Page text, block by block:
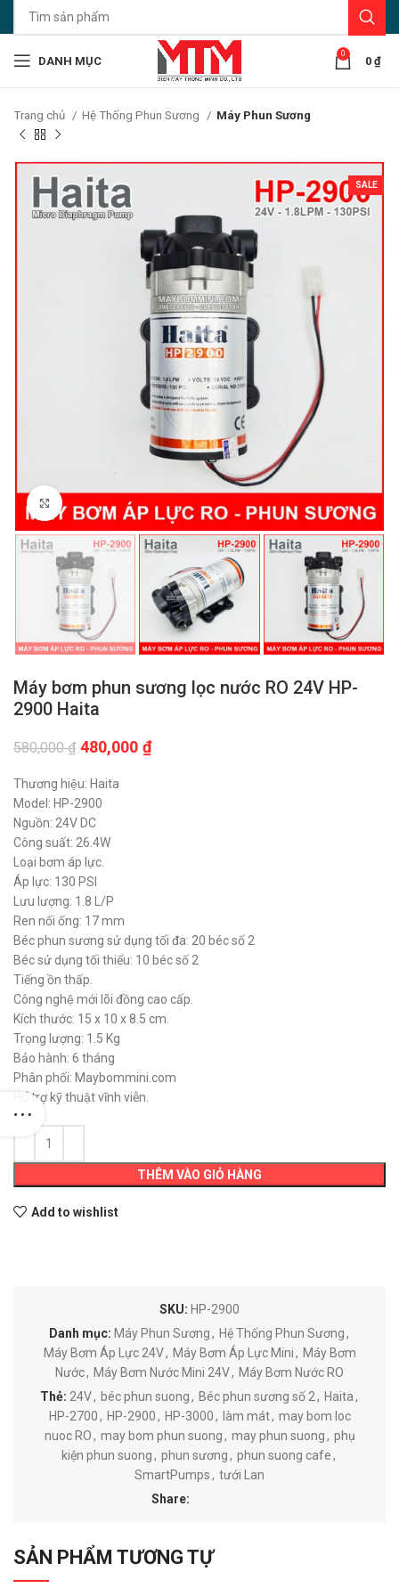
DANH MỤC
0
0 ₫
Trang chủ Hệ Thống Phun Sương Máy Phun Sương
SALE
Click to enlarge
Máy bơm phun sương lọc nước RO 24V HP-
2900 Haita
580,000₫ Giá
là:
580,000 ₫.
480,000 ₫Giá
Thương hiệu: Haita
Model: HP-2900
Nguồn: 24V DC
Công suất: 26.4W
Loại bơm áp lực.
Áp lực: 130 PSI
Lưu lượng: 1.8 L/P
Ren nối ống: 17 mm
Béc phun sương sử dụng tối đa: 20 béc số 2
Béc sử dụng tối thiểu: 10 béc số 2
Tiếng ồn thấp.
Công nghệ mới lõi đồng cao cấp.
Kích thước: 15 x 10 x 8.5 cm.
Trọng lượng: 1.5 Kg
Bảo hành: 6 tháng
Phân phối: Maybommini.com
Hổ trợ kỹ thuật vĩnh viễn.
THÊM VÀO GIỎ HÀNG
Add to wishlist
SKU: HP-2900
Danh mục: Máy Phun Sương, Hệ Thống Phun Sương,
Máy Bơm Áp Lực 24V, Máy Bơm Áp Lực Mini, Máy Bơm
Nước, Máy Bơm Nước Mini 24V, Máy Bơm Nước RO
Thẻ: 24V, béc phun suong, Béc phun sương số 2, Haita,
HP-2700, HP-2900, HP-3000, làm mát, may bom loc
nuoc RO, may bom phun suong, may phun suong, phụ
kiện phun suong, phun sương, phun suong cafe,
SmartPumps, tưới Lan
Share:
SẢN PHẨM TƯƠNG TỰ